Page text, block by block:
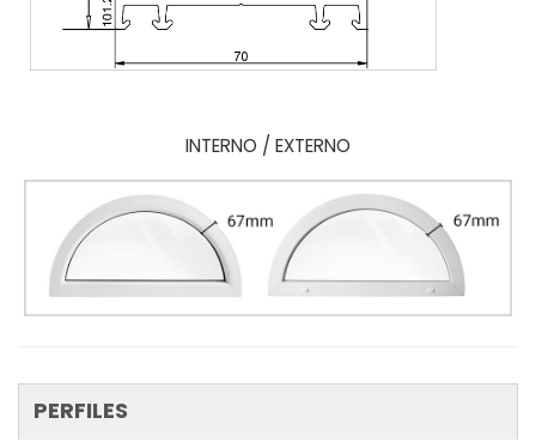
INTERNO / EXTERNO
PERFILES